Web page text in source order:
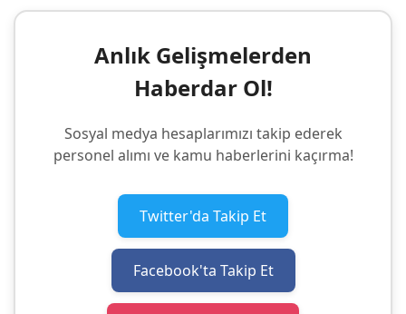
Anlık Gelişmelerden
Haberdar Ol!
Sosyal medya hesaplarımızı takip ederek
personel alımı ve kamu haberlerini kaçırma!
Twitter'da Takip Et
Facebook'ta Takip Et